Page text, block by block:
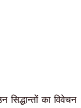
सिद्धान्तों का विवेचन